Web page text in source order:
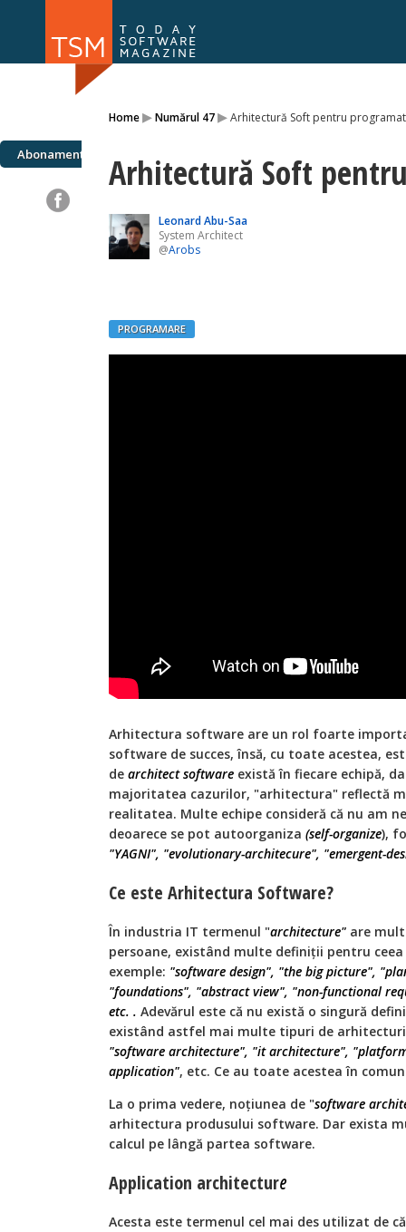
Home▸Numărul 47▸Arhitectură Soft pentru
Abonamente Arhitectură Soft
Leonard Abu-Saa
System Architect
@Arobs
PROGRAMARE
Arhitectura software are un rol foarte
software de succes, însă, cu toate acestea,
de architect software există în fiecare echipă,
majoritatea cazurilor, "arhitectura" reflectă
realitatea. Multe echipe consideră că nu am
deoarece se pot autoorganiza (self-organize),
"YAGNI", "evolutionary-architecure", "emergent-
Ce este Arhitectura Software?
În industria IT termenul "architecture" are
persoane, existând multe definiții pentru
exemple: "software design", "the big picture",
"foundations", "abstract view", "non-functional
etc. . Adevărul este că nu există o singură
existând astfel mai multe tipuri de
"software architecture", "it architecture",
application", etc. Ce au toate acestea în
La o prima vedere, noțiunea de "software
arhitectura produsului software. Dar exista
calcul pe lângă partea software.
Application architecture
Acesta este termenul cel mai des utilizat de